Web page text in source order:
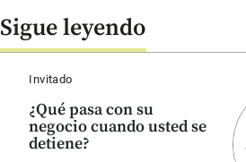
Sigue leyendo
Invitado
¿Qué pasa con su
negocio cuando usted se
detiene?